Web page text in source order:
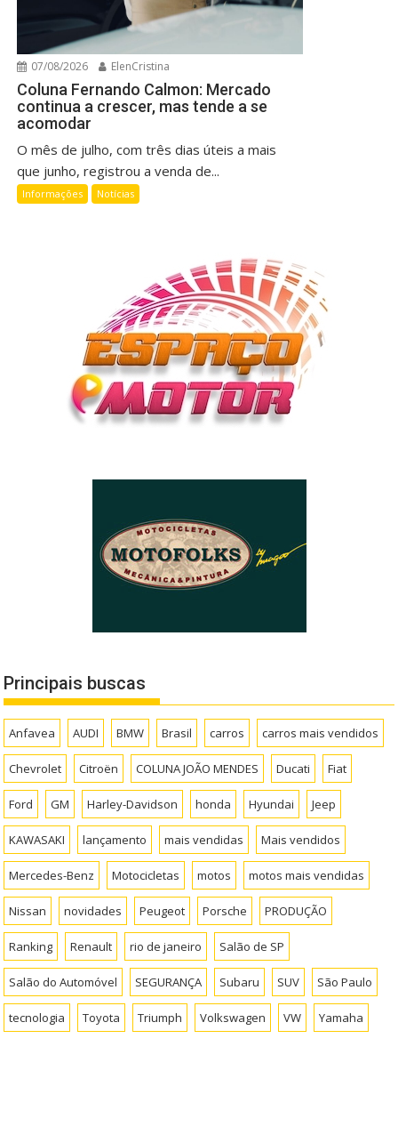
07/08/2026 ElenCristina
Coluna Fernando Calmon: Mercado
continua a crescer, mas tende a se
acomodar
O mês de julho, com três dias úteis a mais
que junho, registrou a venda de...
Informações Notícias
Principais buscas
Anfavea AUDI BMW Brasil carros carros mais vendidos
Chevrolet Citroën COLUNA JOÃO MENDES Ducati Fiat
Ford GM Harley-Davidson honda Hyundai Jeep
KAWASAKI lançamento mais vendidas Mais vendidos
Mercedes-Benz Motocicletas motos motos mais vendidas
Nissan novidades Peugeot Porsche PRODUÇÃO
Ranking Renault rio de janeiro Salão de SP
Salão do Automóvel SEGURANÇA Subaru SUV São Paulo
tecnologia Toyota Triumph Volkswagen VW Yamaha